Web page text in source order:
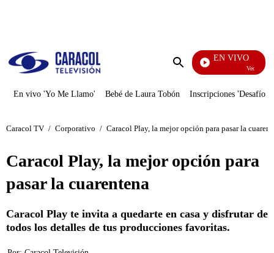
Enviar
EN VIVO
Vecinos
En vivo 'Yo Me Llamo' Bebé de Laura Tobón Inscripciones 'Desafío'
Caracol TV / Corporativo / Caracol Play, la mejor opción para pasar la
Caracol Play, la mejor opción para
pasar la cuarentena
Caracol Play te invita a quedarte en casa y disfrutar de
todos los detalles de tus producciones favoritas.